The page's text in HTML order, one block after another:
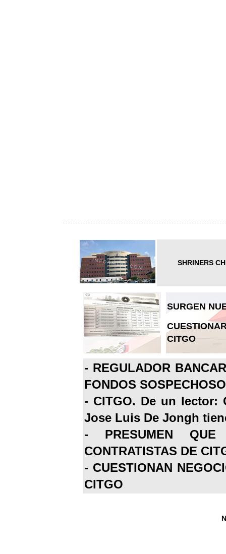
SHRINERS
SURGEN
CITGO
- REGULADOR
FONDOS
- CITGO. De un lector:
Jose Luis De Jongh
- PRESUMEN
CONTRATISTAS DE
- CUESTIONAN
CITGO